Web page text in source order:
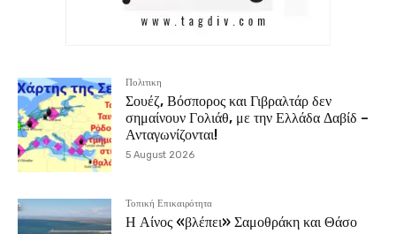
Πολιτικη
Σουέζ, Βόσπορος και Γιβραλτάρ δεν
σημαίνουν Γολιάθ, με την Ελλάδα Δαβίδ –
Ανταγωνίζονται!
5 August 2026
Τοπική Επικαιρότητα
Η Αίνος «βλέπει» Σαμοθράκη και Θάσο